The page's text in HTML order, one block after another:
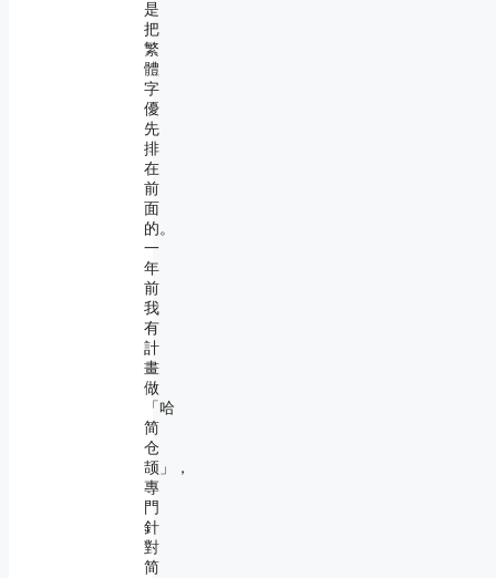
是
把
繁
體
字
優
先
排
在
前
面
的。
一
年
前
我
有
計
畫
做
「哈
简
仓
颉」，
專
門
針
對
简